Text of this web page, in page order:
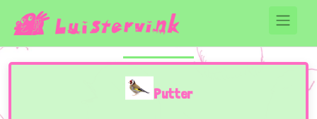
Putter